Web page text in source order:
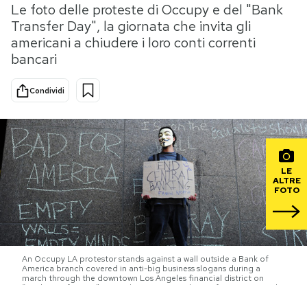
Tecnologia
Internet
Scienza
Cultura
Economia
Storie/Idee
Ok Boomer!
Media
PODCAST
NEWSLETTER
I MIEI PREFERITI
Le foto delle proteste di Occupy e del "Bank
Transfer Day", la giornata che invita gli
americani a chiudere i loro conti correnti
bancari
Condividi
LE
ALTRE
FOTO
An Occupy LA protestor stands against a wall outside a Bank of
America branch covered in anti-big business slogans during a
march through the downtown Los Angeles financial district on